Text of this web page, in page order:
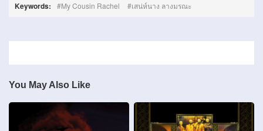
Keywords: My Cousin Rachel เสน่ห์นาง ลางมรณะ
You May Also Like